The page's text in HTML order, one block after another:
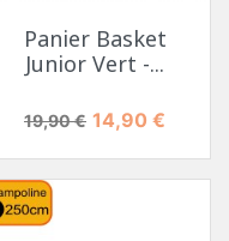
Panier Basket
Junior Vert -...
Prix de base
19,90 € Prix
14,90 €